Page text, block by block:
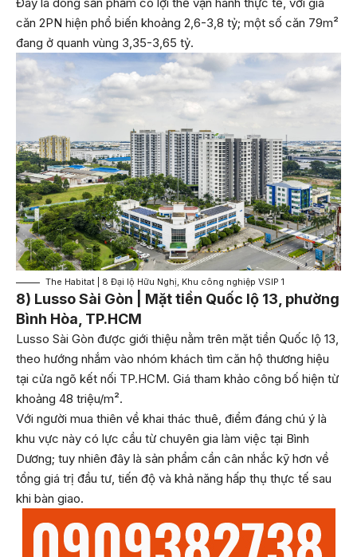
căn 2PN hiện phổ biến khoảng 2,6-3,8 tỷ; một số căn 79m²
đang ở quanh vùng 3,35-3,65 tỷ.
The Habitat | 8 Đại lộ Hữu Nghị, Khu công nghiệp VSIP 1
8) Lusso Sài Gòn | Mặt tiền Quốc lộ 13, phường
Bình Hòa, TP.HCM
Lusso Sài Gòn được giới thiệu nằm trên mặt tiền Quốc lộ 13,
theo hướng nhắm vào nhóm khách tìm căn hộ thương hiệu
tại cửa ngõ kết nối TP.HCM. Giá tham khảo công bố hiện từ
khoảng 48 triệu/m².
Với người mua thiên về khai thác thuê, điểm đáng chú ý là
khu vực này có lực cầu từ chuyên gia làm việc tại Bình
Dương; tuy nhiên đây là sản phẩm cần cân nhắc kỹ hơn về
tổng giá trị đầu tư, tiến độ và khả năng hấp thụ thực tế sau
khi bàn giao.